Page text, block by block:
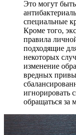
Это могут
специальные
Кроме того,
правила
подходящие
некоторых
изменение
вредных
игнорировать
обращаться